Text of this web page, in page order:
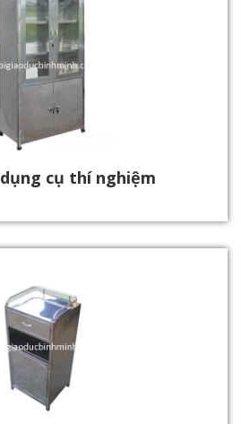
cụ thí nghiệm